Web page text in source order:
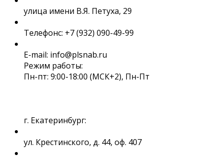
улица имени В.Я. Петуха, 29
Телефонс: +7 (932) 090-49-99
E-mail: info@plsnab.ru
Режим работы:
Пн-пт: 9:00-18:00 (МСК+2), Пн-Пт
г. Екатеринбург:
ул. Крестинского, д. 44, оф. 407